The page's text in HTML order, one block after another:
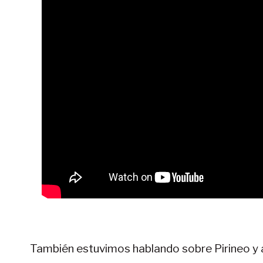
También estuvimos hablando sobre Pirineo y